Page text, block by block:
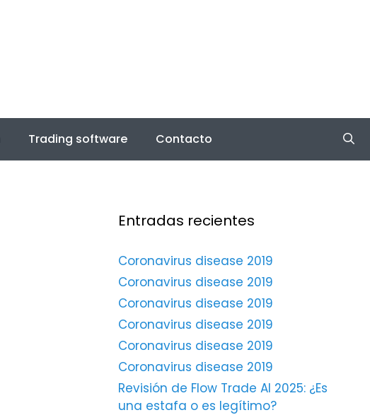
Trading software Contacto
Entradas recientes
Coronavirus disease 2019
Coronavirus disease 2019
Coronavirus disease 2019
Coronavirus disease 2019
Coronavirus disease 2019
Coronavirus disease 2019
Revisión de Flow Trade AI 2025: ¿Es
una estafa o es legítimo?